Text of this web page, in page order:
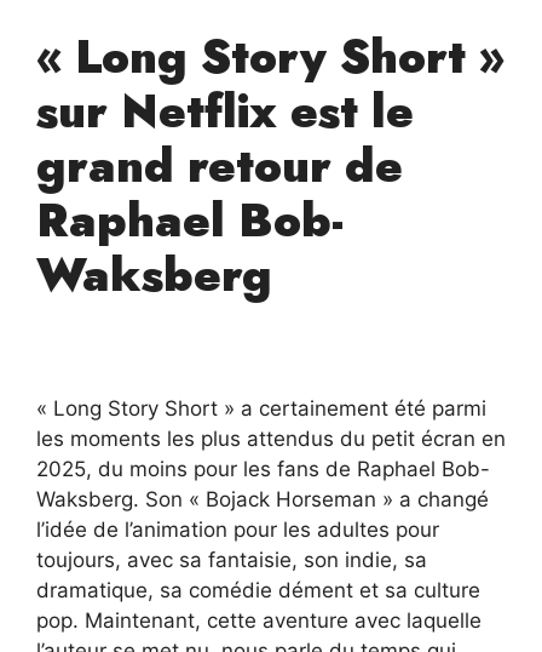
« Long Story Short »
sur Netflix est le
grand retour de
Raphael Bob-
Waksberg
« Long Story Short » a certainement été parmi
les moments les plus attendus du petit écran en
2025, du moins pour les fans de Raphael Bob-
Waksberg. Son « Bojack Horseman » a changé
l’idée de l’animation pour les adultes pour
toujours, avec sa fantaisie, son indie, sa
dramatique, sa comédie dément et sa culture
pop. Maintenant, cette aventure avec laquelle